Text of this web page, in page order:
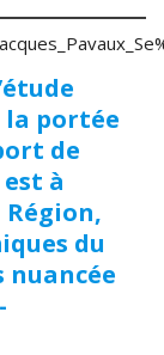
portée
de
à
du